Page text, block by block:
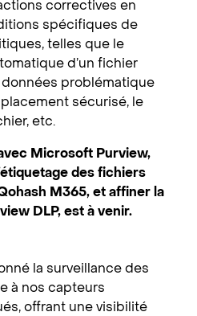
correctives en
spécifiques de
telles que le
d’un fichier
données problématique
sécurisé, le
etc.
Microsoft Purview,
des fichiers
M365, et affiner la
DLP, est à venir.
la surveillance des
à nos capteurs
offrant une visibilité